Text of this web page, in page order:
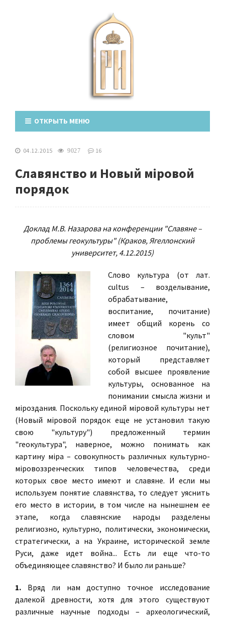
ОТКРЫТЬ МЕНЮ
04.12.2015 9027 16
Славянство и Новый мiровой
порядок
Доклад М.В. Назарова на конференции "Славяне –
проблемы геокультуры" (Краков, Ягеллонский
университет, 4.12.2015)
Слово культура (от лат.
cultus – возделывание,
обрабатывание,
воспитание, почитание)
имеет общий корень со
словом "культ"
(религиозное почитание),
который представляет
собой высшее проявление
культуры, основанное на
понимании смысла жизни и
мiроздания. Поскольку единой мiровой культуры нет
(Новый мiровой порядок еще не установил такую
свою "культуру") предложенный термин
"геокультура", наверное, можно понимать как
картину мiра – совокупность различных культурно-
мiровоззренческих типов человечества, среди
которых свое место имеют и славяне. И если мы
используем понятие славянства, то следует уяснить
его место в истории, в том числе на нынешнем ее
этапе, когда славянские народы разделены
религиозно, культурно, политически, экономически,
стратегически, а на Украине, исторической земле
Руси, даже идет война... Есть ли еще что-то
объединяющее славянство? И было ли раньше?
1. Вряд ли нам доступно точное исследование
далекой древности, хотя для этого существуют
различные научные подходы – археологический,